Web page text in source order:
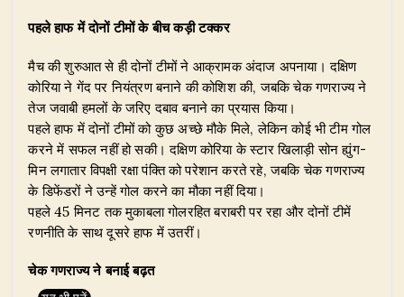
पहले हाफ में दोनों टीमों के बीच कड़ी टक्कर
मैच की शुरुआत से ही दोनों टीमों ने आक्रामक अंदाज अपनाया। दक्षिण
कोरिया ने गेंद पर नियंत्रण बनाने की कोशिश की, जबकि चेक गणराज्य ने
तेज जवाबी हमलों के जरिए दबाव बनाने का प्रयास किया।
पहले हाफ में दोनों टीमों को कुछ अच्छे मौके मिले, लेकिन कोई भी टीम गोल
करने में सफल नहीं हो सकी। दक्षिण कोरिया के स्टार खिलाड़ी सोन ह्युंग-
मिन लगातार विपक्षी रक्षा पंक्ति को परेशान करते रहे, जबकि चेक गणराज्य
के डिफेंडरों ने उन्हें गोल करने का मौका नहीं दिया।
पहले 45 मिनट तक मुकाबला गोलरहित बराबरी पर रहा और दोनों टीमें
रणनीति के साथ दूसरे हाफ में उतरीं।
चेक गणराज्य ने बनाई बढ़त